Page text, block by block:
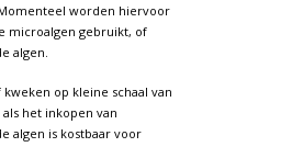
worden hiervoor
microalgen gebruikt, of
algen.
op kleine schaal van
het inkopen van
algen is kostbaar voor